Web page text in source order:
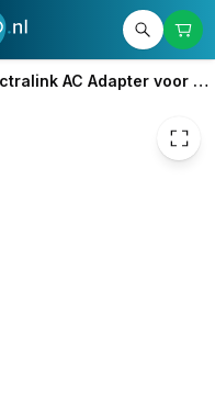
Spectralink AC Adapter voor 72,75,76 en 77 serie